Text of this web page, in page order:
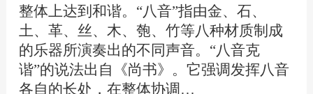
整体上达到和谐。“八音”指由金、石、
土、革、丝、木、匏、竹等八种材质制成
的乐器所演奏出的不同声音。“八音克
谐”的说法出自《尚书》。它强调发挥八音
各自的长处，在整体协调…